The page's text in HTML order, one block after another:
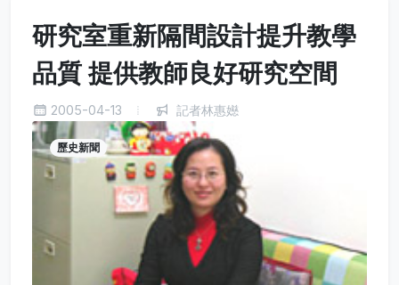
研究室重新隔間設計提升教學
品質 提供教師良好研究空間
2005-04-13 記者林惠嬨
歷史新聞